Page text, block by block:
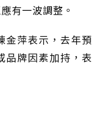
有一波調整。
金萍表示，去年預
品牌因素加持，表